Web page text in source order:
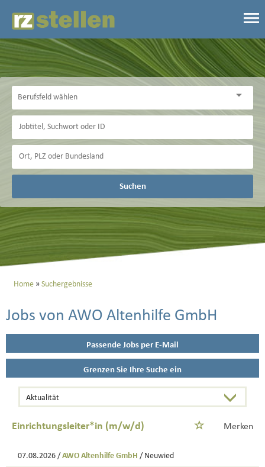
Suchen
Home Suchergebnisse
Jobs von AWO Altenhilfe GmbH
Passende Jobs per E-Mail
Grenzen Sie Ihre Suche ein
Einrichtungsleiter*in (m/w/d) Merken
07.08.2026 / AWO Altenhilfe GmbH / Neuwied